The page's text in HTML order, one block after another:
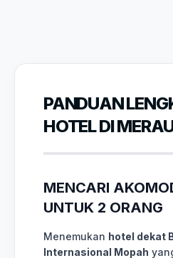
PANDUAN
HOTEL DI
MENCARI
UNTUK 2 ORANG
Menemukan hotel dekat
Internasional Mopah